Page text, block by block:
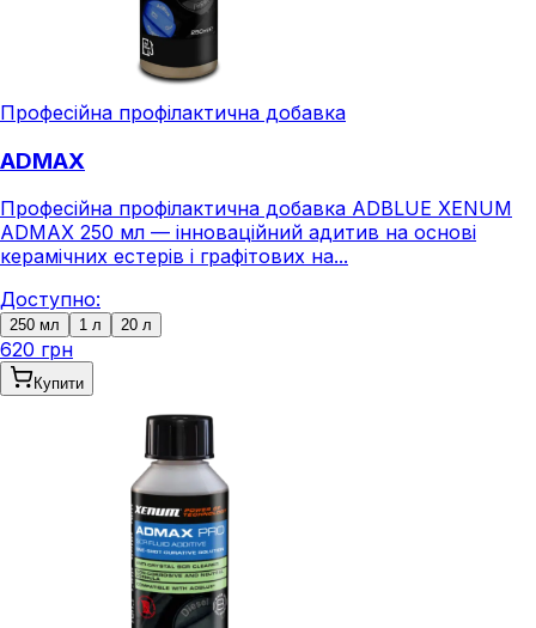
Професійна профілактична добавка
ADMAX
Професійна профілактична добавка ADBLUE XENUM
ADMAX 250 мл — інноваційний адитив на основі
керамічних естерів і графітових на...
Доступно:
250 мл 1 л 20 л
620 грн
Купити